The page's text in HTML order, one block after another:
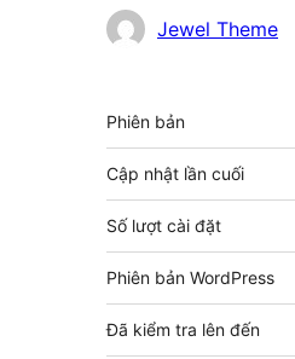
đóng Jewel Theme
Meta
Phiên bản
Cập nhật lần cuối
Số lượt cài đặt
Phiên bản WordPress
Đã kiểm tra lên đến